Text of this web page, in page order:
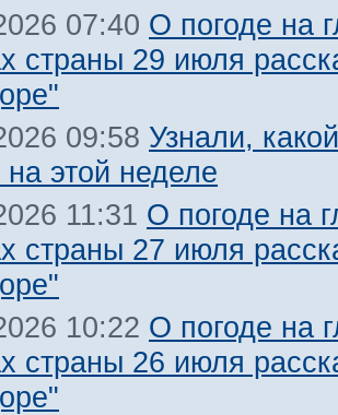
07:40 О погоде на
страны 29 июля
09:58 Узнали,
на этой неделе
11:31 О погоде на
страны 27 июля
10:22 О погоде на
страны 26 июля